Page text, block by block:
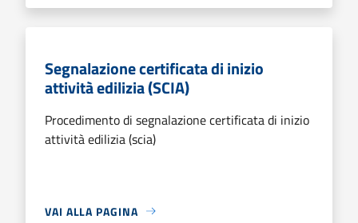
Segnalazione certificata di inizio
attività edilizia (SCIA)
Procedimento di segnalazione certificata di inizio
attività edilizia (scia)
VAI ALLA PAGINA